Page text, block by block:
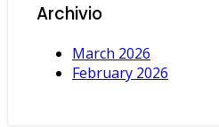
Archivio
March 2026
February 2026